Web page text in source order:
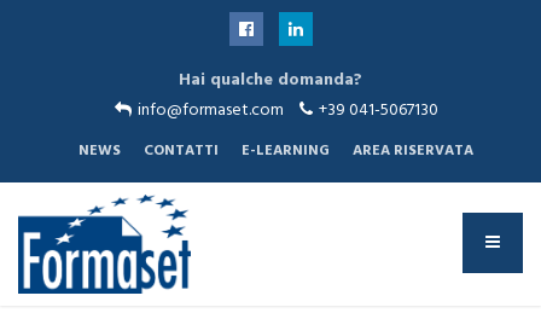
Hai qualche domanda?
info@formaset.com
+39 041-5067130
NEWS CONTATTI E-LEARNING AREA RISERVATA
News WEB CONTENT MANAGER
20GIU 2024
PROGETTO PER OPERATORE ALLA